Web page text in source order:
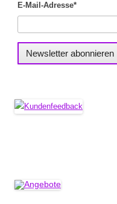
E-Mail-Adresse*